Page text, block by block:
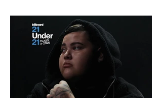
banda que llegará a la capital de La
Araucanía para ofrecer un show cargado
de energía, guitarras y canciones que han
marcado su breve pero exitosa trayectoria.